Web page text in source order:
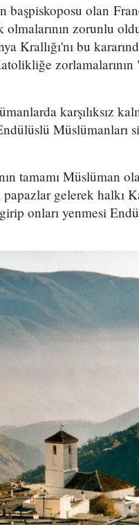
başpiskoposu olan
olmalarının zorunlu
Krallığı'nı bu
karşılıksız
Müslümanları
tamamı Müslüman
gelerek halkı
onları yenmesi